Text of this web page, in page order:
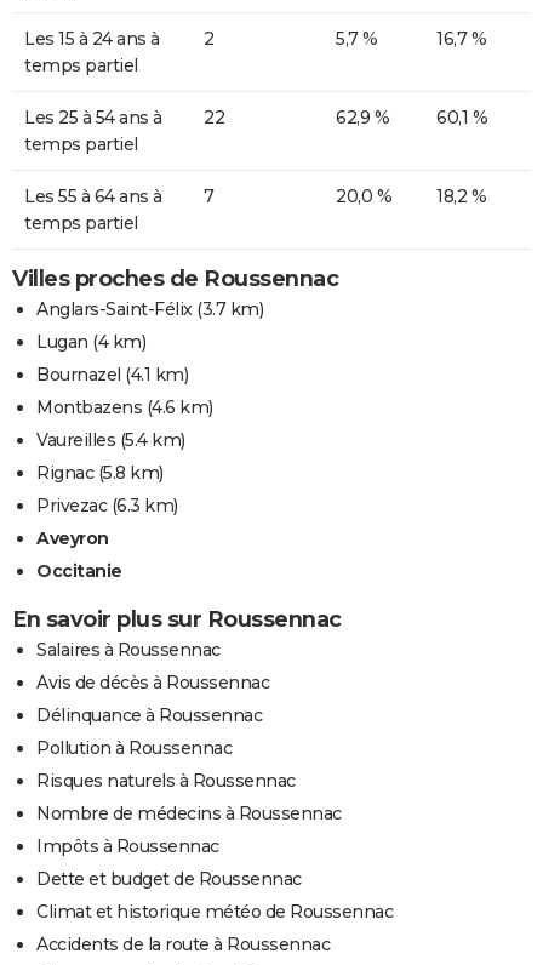
Les 15 à 24 ans à
temps partiel
2 5,7 % 16,7 %
Les 25 à 54 ans à
temps partiel
22 62,9 % 60,1 %
Les 55 à 64 ans à
temps partiel
7 20,0 % 18,2 %
Villes proches de Roussennac
Anglars-Saint-Félix(3.7 km)
Lugan (4 km)
Bournazel (4.1 km)
Montbazens (4.6 km)
Vaureilles (5.4 km)
Rignac(5.8 km)
Privezac(6.3 km)
Aveyron
Occitanie
En savoir plus sur Roussennac
Salaires à Roussennac
Avis de décès à Roussennac
Délinquance à Roussennac
Pollution à Roussennac
Risques naturels à Roussennac
Nombre de médecins à Roussennac
Impôts à Roussennac
Dette et budget de Roussennac
Climat et historique météo de Roussennac
Accidents de la route à Roussennac